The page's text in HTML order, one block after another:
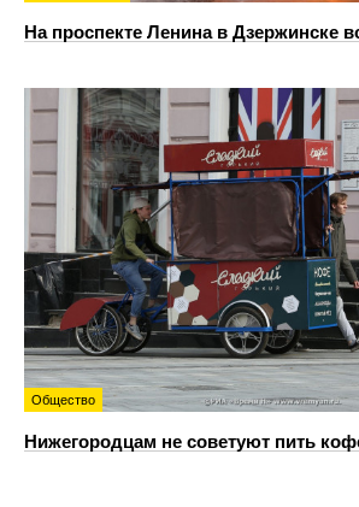
На проспекте Ленина в Дзержинске
Общество
Нижегородцам не советуют пить